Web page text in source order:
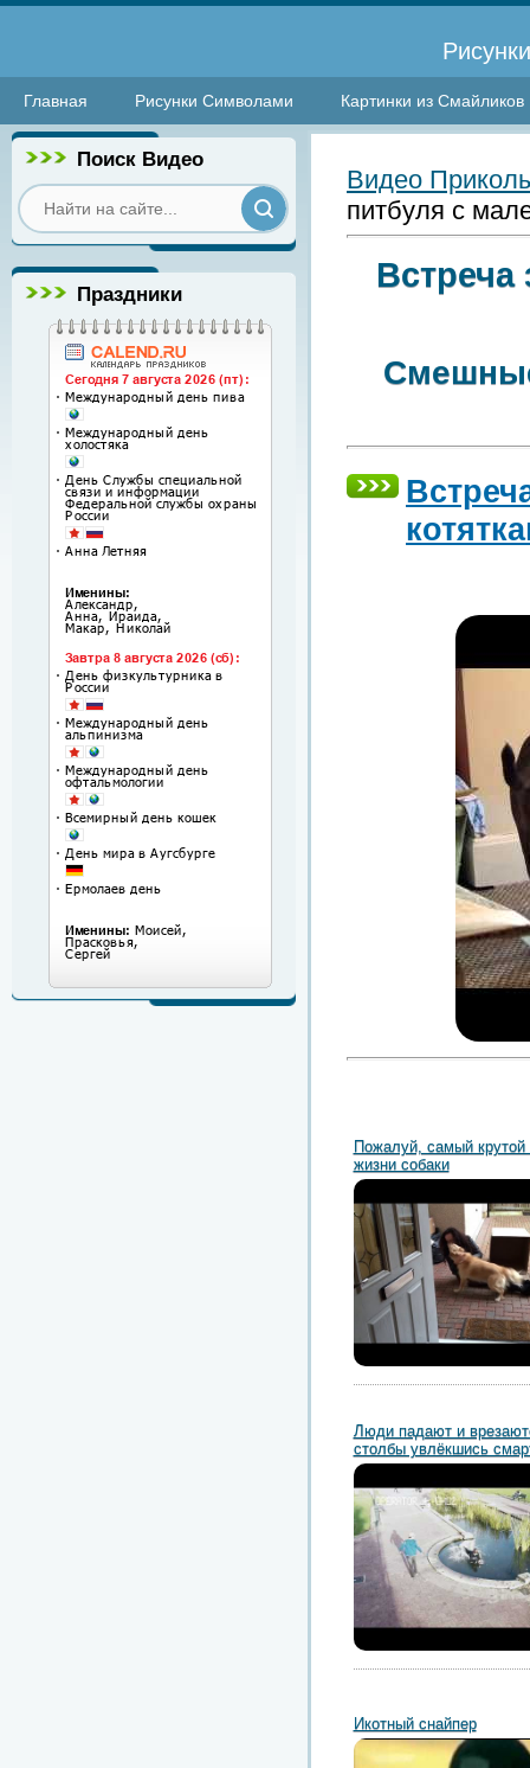
Главная Рисунки Символами Картинки из Смайликов
Поиск Видео
Праздники
Видео
питбуля с
Встреча
Пожалуй, самый крутой
жизни собаки
Люди падают и
столбы увлёкшись
Икотный снайпер